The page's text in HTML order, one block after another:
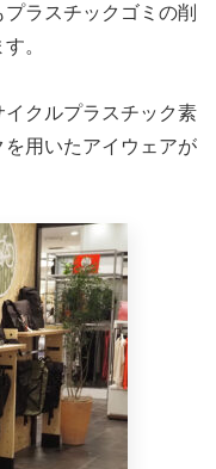
ラスチックゴミの削
。
クルプラスチック素
用いたアイウェアが